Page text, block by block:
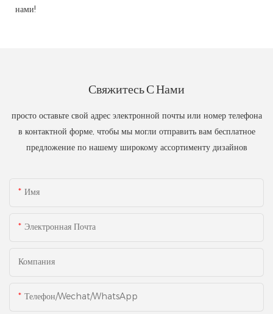
нами!
Свяжитесь С Нами
просто оставьте свой адрес электронной почты или номер телефона
в контактной форме, чтобы мы могли отправить вам бесплатное
предложение по нашему широкому ассортименту дизайнов
Имя
Электронная Почта
Компания
Телефон/Wechat/WhatsApp